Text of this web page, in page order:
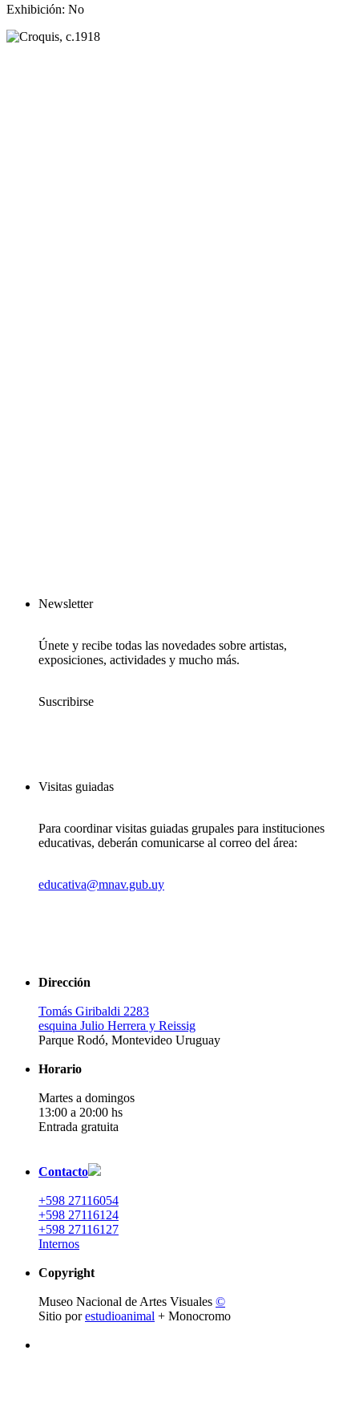
Exhibición: No
Newsletter
Únete y recibe todas las novedades sobre artistas,
exposiciones, actividades y mucho más.
Suscribirse
Visitas guiadas
Para coordinar visitas guiadas grupales para instituciones
educativas, deberán comunicarse al correo del área:
educativa@mnav.gub.uy
Dirección
Tomás Giribaldi 2283
esquina Julio Herrera y Reissig
Parque Rodó, Montevideo Uruguay
Horario
Martes a domingos
13:00 a 20:00 hs
Entrada gratuita
Contacto
+598 27116054
+598 27116124
+598 27116127
Internos
Copyright
Museo Nacional de Artes Visuales ©
Sitio porestudioanimal + Monocromo